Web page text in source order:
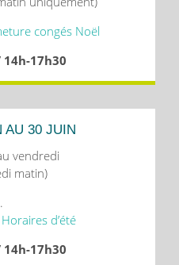
congés Noël
17h30
AU 30 JUIN
vendredi
matin)
.
d’été
17h30